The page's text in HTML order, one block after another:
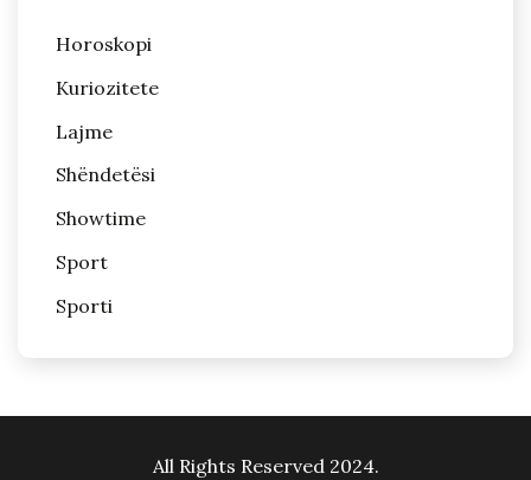
Horoskopi
Kuriozitete
Lajme
Shëndetësi
Showtime
Sport
Sporti
All Rights Reserved 2024.